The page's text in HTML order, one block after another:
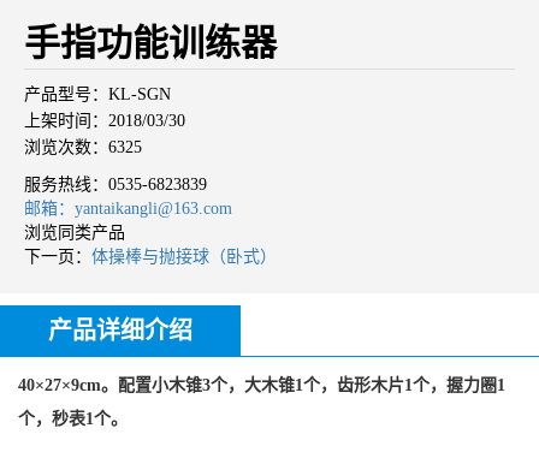
手指功能训练器
产品型号：KL-SGN
上架时间：2018/03/30
浏览次数：6325
服务热线： 0535-6823839
邮箱：yantaikangli@163.com
浏览同类产品
下一页： 体操棒与抛接球（卧式）
产品详细介绍
40×27×9cm。配置小木锥3个，大木锥1个，齿形木片1个，握力圈1
个，秒表1个。